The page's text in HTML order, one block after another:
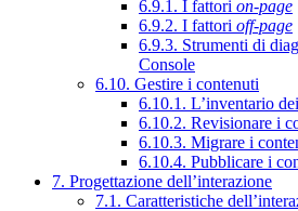
6.9.1. I fattori on-page
6.9.2. I fattori off-page
6.9.3. Strumenti di
Console
6.10. Gestire i contenuti
6.10.1. L’inventario
6.10.2. Revisionare i
6.10.3. Migrare i
6.10.4. Pubblicare i
7. Progettazione dell’interazione
7.1. Caratteristiche